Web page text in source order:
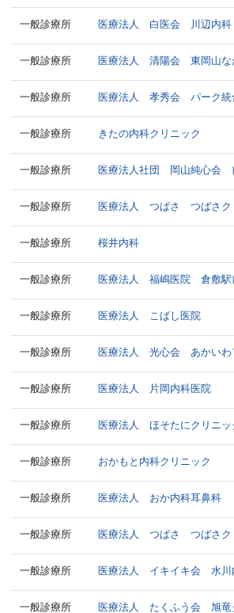
一般診療所 医療法人 白医会 川辺内科
一般診療所 医療法人 清陽会 東岡山な
一般診療所 医療法人 孝秀会 パーク統
一般診療所 きたの内科クリニック
一般診療所 医療法人社団 岡山純心会
一般診療所 医療法人 つばさ つばさク
一般診療所 桜井内科
一般診療所 医療法人 福嶋医院 倉敷駅
一般診療所 医療法人 こばし医院
一般診療所 医療法人 光心会 あかいわ
一般診療所 医療法人 片岡内科医院
一般診療所 医療法人 ほそたにクリニッ
一般診療所 おかもと内科クリニック
一般診療所 医療法人 おか内科耳鼻科
一般診療所 医療法人 つばさ つばさク
一般診療所 医療法人 イキイキ会 水川
一般診療所 医療法人 たくふう会 旭竜